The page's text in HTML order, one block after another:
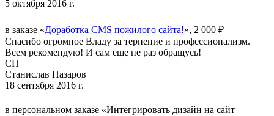
5 октября 2016 г.
в заказе «Доработка CMS пожилого сайта!», 2 000 ₽
Спасибо огромное Владу за терпение и профессионализм.
Всем рекомендую! И сам еще не раз обращусь!
СН
Станислав Назаров
18 сентября 2016 г.
в персональном заказе «Интегрировать дизайн на сайт